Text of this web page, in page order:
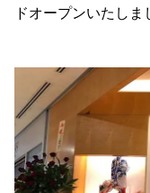
ドオープンいたしま